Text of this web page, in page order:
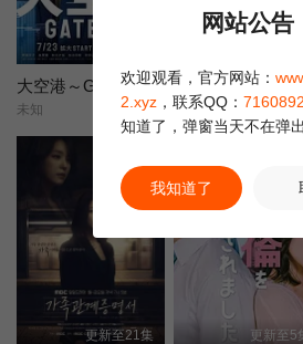
大空港～GATE24～
未知
东京三十岁左右
三十而已/日本版/
更新至21集 更新至5
网站公告
欢迎观看，官方网站：
2.xyz ，联系QQ： 7160892
知道了，弹窗当天不在弹出
我知道了